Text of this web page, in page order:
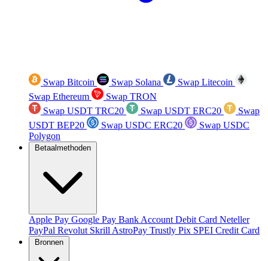
Swap Bitcoin Swap Solana
Swap Litecoin
Swap Ethereum
Swap TRON
Swap USDT TRC20
Swap USDT ERC20
Swap
USDT BEP20
Swap USDC ERC20
Swap USDC
Polygon
Betaalmethoden
Apple Pay Google Pay Bank Account Debit Card Neteller
PayPal Revolut Skrill AstroPay Trustly Pix SPEI Credit Card
Bronnen